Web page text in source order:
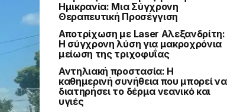
Ημικρανία: Μια Σύγχρονη
Θεραπευτική Προσέγγιση
Αποτρίχωση με Laser Αλεξανδρίτη:
Η σύγχρονη λύση για μακροχρόνια
μείωση της τριχοφυΐας
Αντηλιακή προστασία: Η
καθημερινή συνήθεια που μπορεί να
διατηρήσει το δέρμα νεανικό και
υγιές